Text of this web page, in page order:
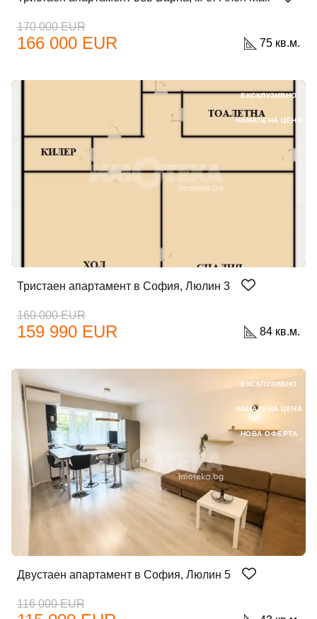
170 000 EUR
166 000 EUR 75 кв.м.
Тристаен апартамент в София, Люлин 3
160 000 EUR
159 990 EUR 84 кв.м.
ЕКСКЛУЗИВНО
НАМАЛЕНА ЦЕНА
Двустаен апартамент в София, Люлин 5
116 000 EUR
ЕКСКЛУЗИВНО
НАМАЛЕНА ЦЕНА
НОВА ОФЕРТА